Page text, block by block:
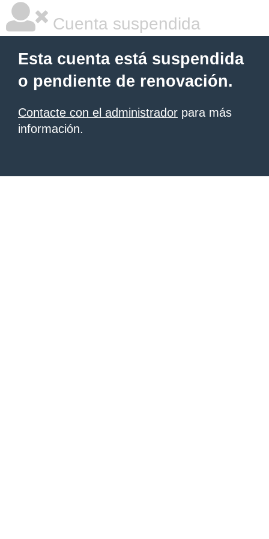
Cuenta suspendida
Esta cuenta está suspendida
o pendiente de renovación.
Contacte con el administrador para más
información.